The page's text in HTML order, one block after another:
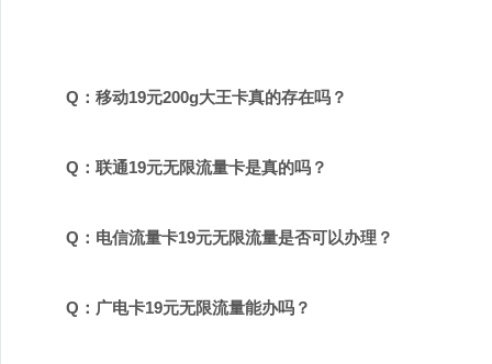
Q：移动19元200g大王卡真的存在吗？
Q：联通19元无限流量卡是真的吗？
Q：电信流量卡19元无限流量是否可以办理？
Q：广电卡19元无限流量能办吗？